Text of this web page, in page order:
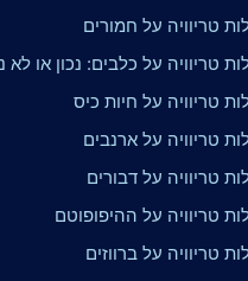
טריוויה על חמורים
טריוויה על כלבים: נכון או לא
טריוויה על חיות כיס
טריוויה על ארנבים
טריוויה על דבורים
טריוויה על ההיפופוטם
טריוויה על ברווזים